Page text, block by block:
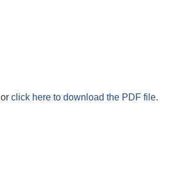
or click here to download the PDF file.